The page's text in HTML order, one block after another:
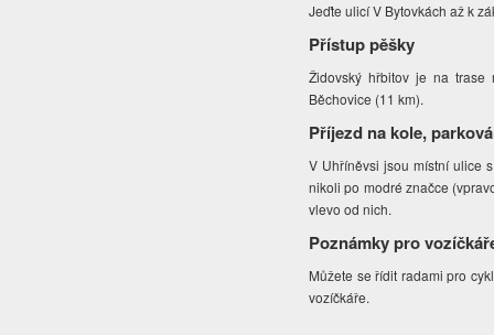
Jeďte ulicí V Bytovkách až k
Přístup pěšky
Židovský hřbitov je na trase
Běchovice (11 km).
Příjezd na kole,
V Uhříněvsi jsou místní ulice
nikoli po modré značce
vlevo od nich.
Poznámky pro
Můžete se řídit radami pro
vozíčkáře.